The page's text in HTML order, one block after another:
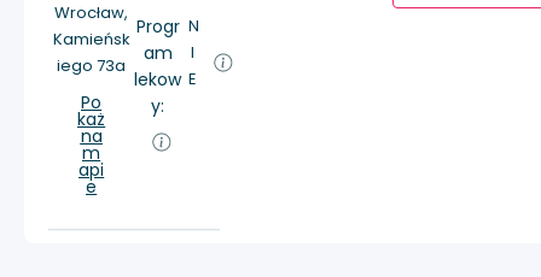
Wrocław,
Kamieńsk
iego 73a
Po
każ
na
m
api
e
Progr
am
lekow
y:
N
I
E